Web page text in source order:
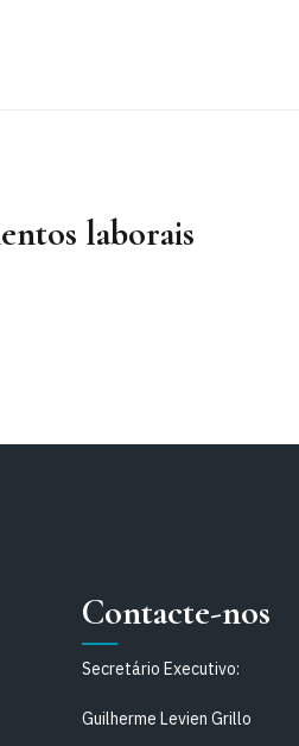
laborais
Contacte-nos
Secretário Executivo:
Guilherme Levien Grillo